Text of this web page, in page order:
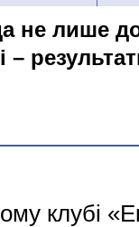
не лише
–
клубі